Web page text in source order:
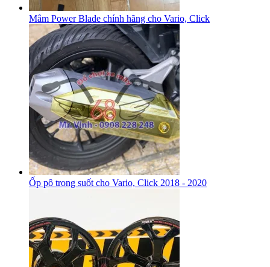
Mâm Power Blade chính hãng cho Vario, Click
Ốp pô trong suốt cho Vario, Click 2018 - 2020